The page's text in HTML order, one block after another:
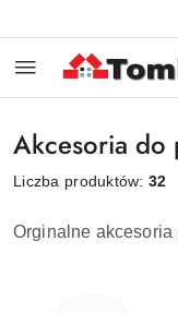
Akcesoria do
Liczba produktów:32
Orginalne